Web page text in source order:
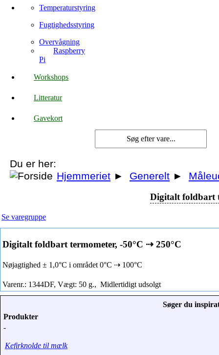
Temperaturstyring
Fugtighedsstyring
Overvågning
Raspberry
Pi
Workshops
Litteratur
Gavekort
Du er her:
Hjemmeriet ► Generelt ►
Digitalt foldbart
Se varegruppe
Digitalt foldbart termometer, -50°C ⇢ 250°C
Nøjagtighed ± 1,0°C i området 0°C ⇢ 100°C
Varenr.: 1344DF, Vægt: 50 g., Midlertidigt udsolgt
Søger du
Produkter
-
Kefirknolde til mælk